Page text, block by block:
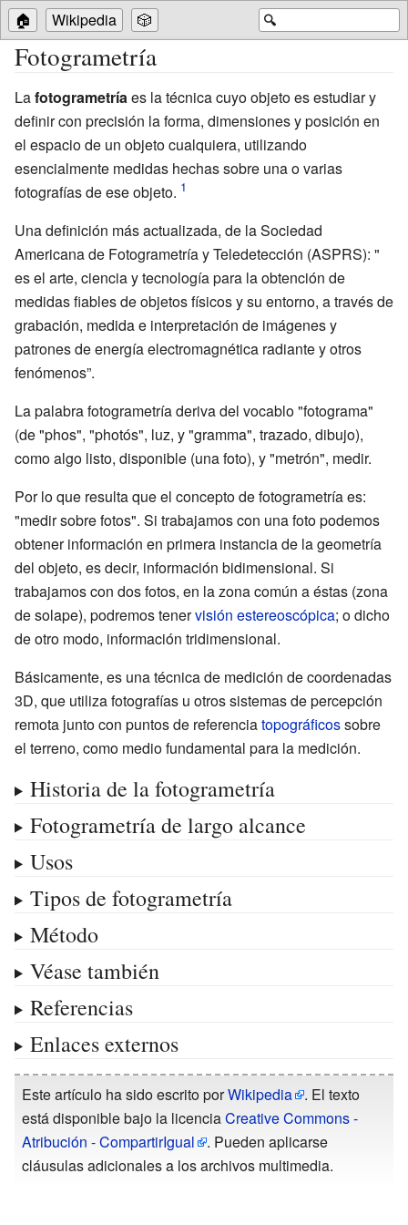
🔍
🏠 Wikipedia 🎲
Fotogrametría
Lafotogrametría es la técnica cuyo objeto es estudiar y
definir con precisión la forma, dimensiones y posición en
el espacio de un objeto cualquiera, utilizando
esencialmente medidas hechas sobre una o varias
fotografías de ese objeto.
Una definición más actualizada, de la Sociedad
Americana de Fotogrametría y Teledetección (ASPRS): "
es el arte, ciencia y tecnología para la obtención de
medidas fiables de objetos físicos y su entorno, a través de
grabación, medida e interpretación de imágenes y
patrones de energía electromagnética radiante y otros
fenómenos”.
La palabra fotogrametría deriva del vocablo "fotograma"
(de "phos", "photós", luz, y "gramma", trazado, dibujo),
como algo listo, disponible (una foto), y "metrón", medir.
Por lo que resulta que el concepto de fotogrametría es:
"medir sobre fotos". Si trabajamos con una foto podemos
obtener información en primera instancia de la geometría
del objeto, es decir, información bidimensional. Si
trabajamos con dos fotos, en la zona común a éstas (zona
de solape), podremos tenervisión estereoscópica; o dicho
de otro modo, información tridimensional.
Básicamente, es una técnica de medición de coordenadas
3D, que utiliza fotografías u otros sistemas de percepción
remota junto con puntos de referenciatopográficossobre
el terreno, como medio fundamental para la medición.
Historia de la fotogrametría
Fotogrametría de largo alcance
Usos
Tipos de fotogrametría
Método
Véase también
Referencias
Enlaces externos
Este artículo ha sido escrito porWikipedia
. El texto
está disponible bajo la licenciaCreative Commons -
Atribución - CompartirIgual
. Pueden aplicarse
cláusulas adicionales a los archivos multimedia.